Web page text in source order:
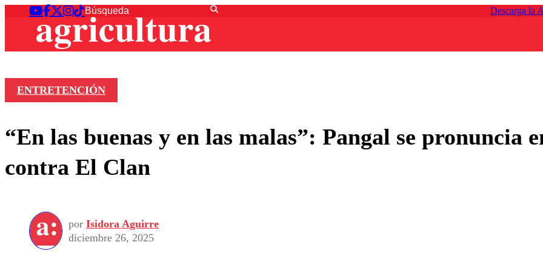
Descarga la
ENTRETENCIÓN
“En las buenas y en las malas”: Pangal se pronuncia
contra El Clan
por Isidora Aguirre
diciembre 26, 2025